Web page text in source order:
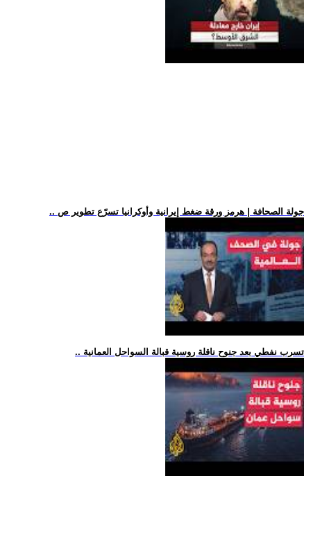
.. جولة الصحافة | هرمز ورقة ضغط إيرانية وأوكرانيا تسرّع تطوير ص
.. تسرب نفطي بعد جنوح ناقلة روسية قبالة السواحل العمانية